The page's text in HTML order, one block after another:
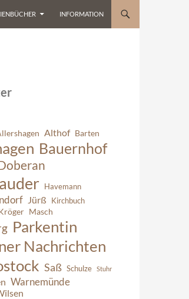
INFORMATION
Althof Barten
Bauernhof
Havemann
Jürß Kirchbuch
Masch
Parkentin
Nachrichten
Saß Schulze Stuhr
Warnemünde